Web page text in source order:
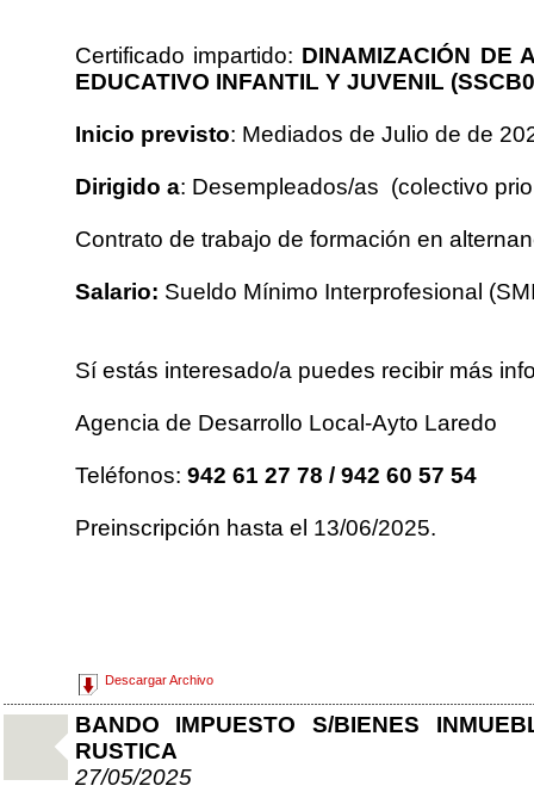
Certificado impartido: DINAMIZACIÓN DE
EDUCATIVO INFANTIL Y JUVENIL
Inicio previsto: Mediados de Julio de de
Dirigido a: Desempleados/as (colectivo
Contrato de trabajo de formación en
Salario: Sueldo Mínimo Interprofesional
Sí estás interesado/a puedes recibir más
Agencia de Desarrollo Local-Ayto Laredo
Teléfonos: 942 61 27 78 / 942 60 57 54
Preinscripción hasta el 13/06/2025.
Descargar Archivo
BANDO IMPUESTO S/BIENES
RUSTICA
27/05/2025